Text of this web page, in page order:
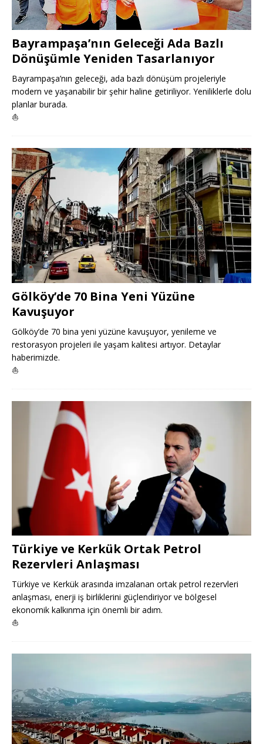
Bayrampaşa’nın Geleceği Ada Bazlı
Dönüşümle Yeniden Tasarlanıyor
Bayrampaşa’nın geleceği, ada bazlı dönüşüm projeleriyle
modern ve yaşanabilir bir şehir haline getiriliyor. Yeniliklerle dolu
planlar burada.
⛵
Gölköy’de 70 Bina Yeni Yüzüne
Kavuşuyor
Gölköy’de 70 bina yeni yüzüne kavuşuyor, yenileme ve
restorasyon projeleri ile yaşam kalitesi artıyor. Detaylar
haberimizde.
⛵
Türkiye ve Kerkük Ortak Petrol
Rezervleri Anlaşması
Türkiye ve Kerkük arasında imzalanan ortak petrol rezervleri
anlaşması, enerji iş birliklerini güçlendiriyor ve bölgesel
ekonomik kalkınma için önemli bir adım.
⛵